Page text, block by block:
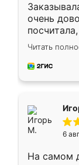
очень
Замерщик
делу со
за день,
Читать
6
На самом